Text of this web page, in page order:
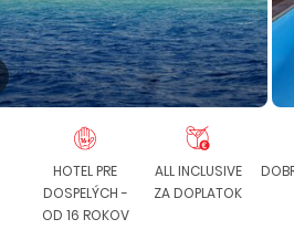
HOTEL PRE
DOSPELÝCH -
OD 16 ROKOV
ALL INCLUSIVE
ZA DOPLATOK